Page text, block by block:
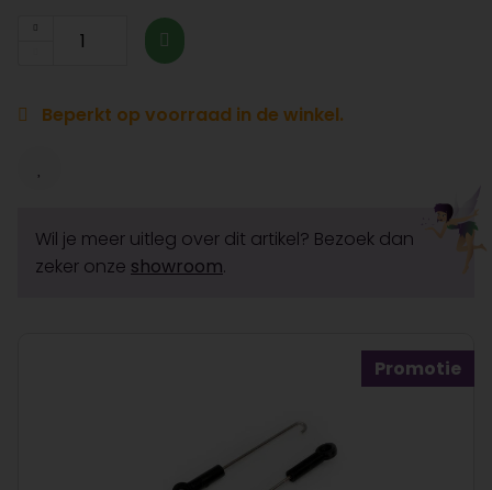
Beperkt op voorraad in de winkel.
Wil je meer uitleg over dit artikel? Bezoek dan
zeker onze showroom.
Promotie